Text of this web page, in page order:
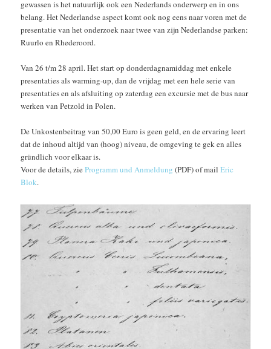
gewassen is het natuurlijk ook een Nederlands onderwerp en in ons
belang. Het Nederlandse aspect komt ook nog eens naar voren met de
presentatie van het onderzoek naar twee van zijn Nederlandse parken:
Ruurlo en Rhederoord.
Van 26 t/m 28 april. Het start op donderdagnamiddag met enkele
presentaties als warming-up, dan de vrijdag met een hele serie van
presentaties en als afsluiting op zaterdag een excursie met de bus naar
werken van Petzold in Polen.
De Unkostenbeitrag van 50,00 Euro is geen geld, en de ervaring leert
dat de inhoud altijd van (hoog) niveau, de omgeving te gek en alles
gründlich voor elkaar is.
Voor de details, zieProgramm und Anmeldung (PDF) of mailEric
Blok.